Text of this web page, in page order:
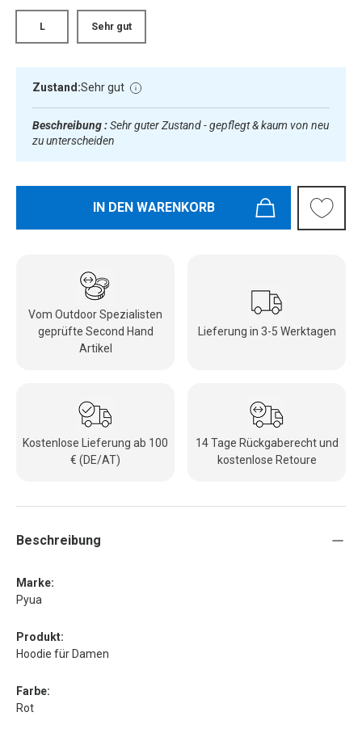
L Sehr gut
Zustand:Sehr gut
Beschreibung :Sehr guter Zustand - gepflegt & kaum von neu
zu unterscheiden
IN DEN WARENKORB
Vom Outdoor Spezialisten
geprüfte Second Hand
Artikel
Lieferung in 3-5 Werktagen
Kostenlose Lieferung ab 100
€ (DE/AT)
14 Tage Rückgaberecht und
kostenlose Retoure
Beschreibung
Marke:
Pyua
Produkt:
Hoodie für Damen
Farbe:
Rot